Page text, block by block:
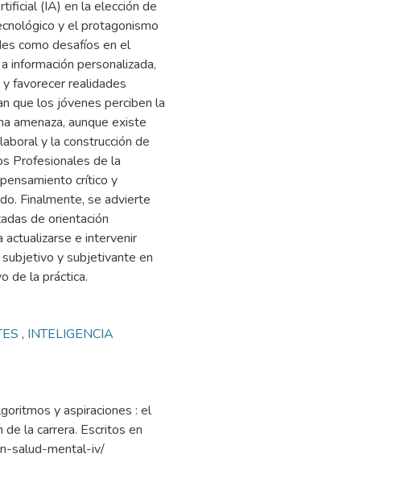
(IA) en la elección de
y el protagonismo
como desafíos en el
información personalizada,
favorecer realidades
que los jóvenes perciben la
amenaza, aunque existe
y la construcción de
Profesionales de la
crítico y
Finalmente, se advierte
de orientación
e intervenir
y subjetivante en
de la práctica.
, INTELIGENCIA
y aspiraciones : el
la carrera. Escritos en
salud-mental-iv/